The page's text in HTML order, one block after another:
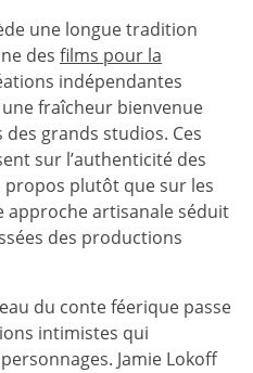
une longue tradition
des films pour la
indépendantes
fraîcheur bienvenue
grands studios. Ces
sur l’authenticité des
plutôt que sur les
approche artisanale séduit
des productions
du conte féerique passe
intimistes qui
Jamie Lokoff